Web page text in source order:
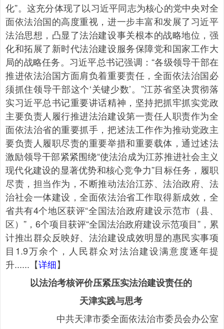
化”。这充分体现了以习近平同志为核心的党中央对全
面依法治国的高度重视，进一步丰富和发展了习近平
法治思想，凸显了法治建设事关根本的战略地位，强
化和拓展了新时代法治建设服务保障党和国家工作大
局的战略任务。习近平总书记强调：“各级领导干部在
推进依法治国方面肩负着重要责任，全面依法治国必
须抓住领导干部这个‘关键少数’。”江苏省坚决贯彻落
实习近平总书记重要讲话精神，坚持把抓牢抓实党政
主要负责人履行推进法治建设第一责任人职责作为全
面依法治省的重要抓手，把述法工作作为推动党政主
要负责人履职尽责的重要举措和重要载体，通过述法
激励领导干部紧紧围绕“使法治成为江苏推进社会主义
现代化建设的显著优势和核心竞争力”目标任务，履职
尽责，担当作为，不断推动法治江苏、法治政府、法
治社会一体建设，全面依法治省工作取得新成效，全
省共有4个地区获评“全国法治政府建设示范市（县、
区）”，6个项目获评“全国法治政府建设示范项目”，累
计推出群众反映好、法治建设成效明显的惠民实事项
目1.9万余个，人民群众对法治建设满意度逐年提
升......【详细】
以法治考核评价压紧压实法治建设责任的
天津实践与思考
中共天津市委全面依法治市委员会办公室